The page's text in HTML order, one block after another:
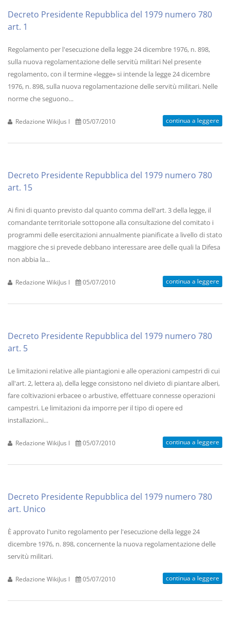
Decreto Presidente Repubblica del 1979 numero 780
art. 1
Regolamento per l'esecuzione della legge 24 dicembre 1976, n. 898,
sulla nuova regolamentazione delle servitù militari Nel presente
regolamento, con il termine «legge» si intende la legge 24 dicembre
1976, n. 898, sulla nuova regolamentazione delle servitù militari. Nelle
norme che seguono...
Redazione WikiJus I 05/07/2010 continua a leggere
Decreto Presidente Repubblica del 1979 numero 780
art. 15
Ai fini di quanto previsto dal quanto comma dell'art. 3 della legge, il
comandante territoriale sottopone alla consultazione del comitato i
programmi delle esercitazioni annualmente pianificate a livello di stato
maggiore che si prevede debbano interessare aree delle quali la Difesa
non abbia la...
Redazione WikiJus I 05/07/2010 continua a leggere
Decreto Presidente Repubblica del 1979 numero 780
art. 5
Le limitazioni relative alle piantagioni e alle operazioni campestri di cui
all'art. 2, lettera a), della legge consistono nel divieto di piantare alberi,
fare coltivazioni erbacee o arbustive, effettuare connesse operazioni
campestri. Le limitazioni da imporre per il tipo di opere ed
installazioni...
Redazione WikiJus I 05/07/2010 continua a leggere
Decreto Presidente Repubblica del 1979 numero 780
art. Unico
È approvato l'unito regolamento per l'esecuzione della legge 24
dicembre 1976, n. 898, concernente la nuova regolamentazione delle
servitù militari.
Redazione WikiJus I 05/07/2010 continua a leggere